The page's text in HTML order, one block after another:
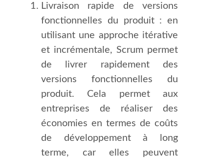
Livraison rapide de versions
fonctionnelles du produit : en
utilisant une approche itérative
et incrémentale, Scrum permet
de livrer rapidement des
versions fonctionnelles du
produit. Cela permet aux
entreprises de réaliser des
économies en termes de coûts
de développement à long
terme, car elles peuvent